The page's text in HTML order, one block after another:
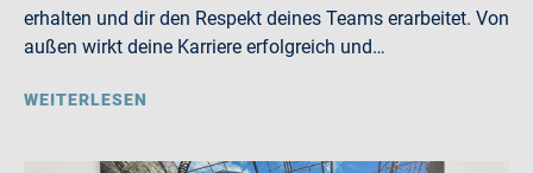
erhalten und dir den Respekt deines Teams erarbeitet. Von
außen wirkt deine Karriere erfolgreich und…
WEITERLESEN